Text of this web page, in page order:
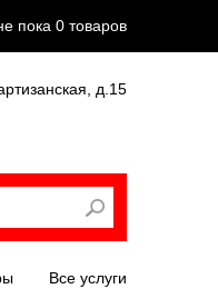
пока 0 товаров
д.15
Все услуги